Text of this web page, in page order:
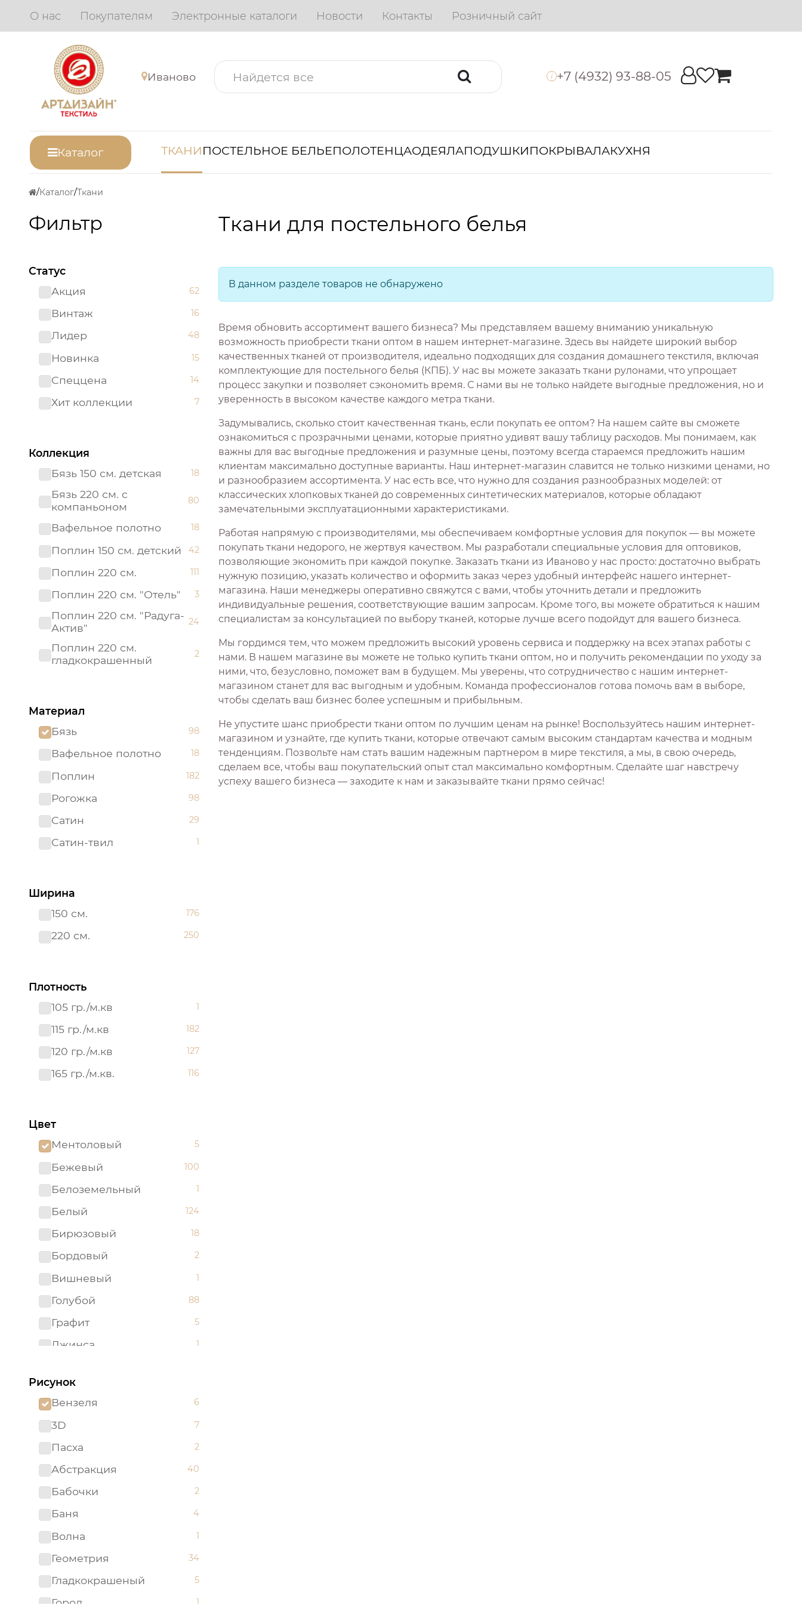
О нас Покупателям Электронные каталоги Новости Контакты Розничный сайт
Иваново i +7 (4932) 93-88-05
Каталог ТКАНИПОСТЕЛЬНОЕ БЕЛЬЕПОЛОТЕНЦАОДЕЯЛАПОДУШКИПОКРЫВАЛАКУХНЯ
Каталог Ткани
Фильтр
Статус
Акция
62
Винтаж 16
Лидер 48
Новинка 15
Спеццена 14
Хит коллекции 7
Коллекция
Бязь 150 см. детская
18
Бязь 220 см. с
компаньоном
80
Вафельное полотно 18
Поплин 150 см. детский 42
Поплин 220 см. 111
Поплин 220 см. "Отель" 3
Поплин 220 см. "Радуга-
Актив"
24
Поплин 220 см.
гладкокрашенный
2
Рогожка 150 см.
Сатин 220 см 19
Сатин 220 см.
гладкокрашенный
9
Сатин-твил 220 см 1
Материал
Бязь
98
Вафельное полотно 18
Поплин 182
Рогожка 98
Сатин 29
Сатин-твил 1
Ширина
150 см.
176
220 см. 250
Плотность
105 гр./м.кв
1
115 гр./м.кв 182
120 гр./м.кв 127
165 гр./м.кв. 116
Цвет
Ментоловый
5
Бежевый 100
Белоземельный 1
Белый 124
Бирюзовый 18
Бордовый 2
Вишневый 1
Голубой 88
Графит 5
Джинса 1
Зеленый
Золотистый
Золотой
Изумрудный
Капучино
Коричневый
Красный
Мятный
Оливковый
Оранжевый
Рисунок
Вензеля
6
3D 7
Пасха 2
Абстракция 40
Бабочки 2
Баня 4
Волна 1
Геометрия 34
Гладкокрашеный 5
Город 1
Ткани для постельного белья
В данном разделе товаров не обнаружено
Время обновить ассортимент вашего бизнеса? Мы представляем вашему вниманию уникальную
возможность приобрести ткани оптом в нашем интернет-магазине. Здесь вы найдете широкий выбор
качественных тканей от производителя, идеально подходящих для создания домашнего текстиля, включая
комплектующие для постельного белья (КПБ). У нас вы можете заказать ткани рулонами, что упрощает
процесс закупки и позволяет сэкономить время. С нами вы не только найдете выгодные предложения, но и
уверенность в высоком качестве каждого метра ткани.
Задумывались, сколько стоит качественная ткань, если покупать ее оптом? На нашем сайте вы сможете
ознакомиться с прозрачными ценами, которые приятно удивят вашу таблицу расходов. Мы понимаем, как
важны для вас выгодные предложения и разумные цены, поэтому всегда стараемся предложить нашим
клиентам максимально доступные варианты. Наш интернет-магазин славится не только низкими ценами, но
и разнообразием ассортимента. У нас есть все, что нужно для создания разнообразных моделей: от
классических хлопковых тканей до современных синтетических материалов, которые обладают
замечательными эксплуатационными характеристиками.
Работая напрямую с производителями, мы обеспечиваем комфортные условия для покупок — вы можете
покупать ткани недорого, не жертвуя качеством. Мы разработали специальные условия для оптовиков,
позволяющие экономить при каждой покупке. Заказать ткани из Иваново у нас просто: достаточно выбрать
нужную позицию, указать количество и оформить заказ через удобный интерфейс нашего интернет-
магазина. Наши менеджеры оперативно свяжутся с вами, чтобы уточнить детали и предложить
индивидуальные решения, соответствующие вашим запросам. Кроме того, вы можете обратиться к нашим
специалистам за консультацией по выбору тканей, которые лучше всего подойдут для вашего бизнеса.
Мы гордимся тем, что можем предложить высокий уровень сервиса и поддержку на всех этапах работы с
нами. В нашем магазине вы можете не только купить ткани оптом, но и получить рекомендации по уходу за
ними, что, безусловно, поможет вам в будущем. Мы уверены, что сотрудничество с нашим интернет-
магазином станет для вас выгодным и удобным. Команда профессионалов готова помочь вам в выборе,
чтобы сделать ваш бизнес более успешным и прибыльным.
Не упустите шанс приобрести ткани оптом по лучшим ценам на рынке! Воспользуйтесь нашим интернет-
магазином и узнайте, где купить ткани, которые отвечают самым высоким стандартам качества и модным
тенденциям. Позвольте нам стать вашим надежным партнером в мире текстиля, а мы, в свою очередь,
сделаем все, чтобы ваш покупательский опыт стал максимально комфортным. Сделайте шаг навстречу
успеху вашего бизнеса — заходите к нам и заказывайте ткани прямо сейчас!